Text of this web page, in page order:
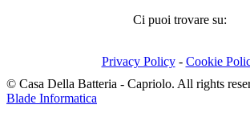
Ci puoi trovare su:
page
in
page
in
page
in
Privacy Policy- Cookie
© Casa Della Batteria - Capriolo. All rights
Blade Informatica